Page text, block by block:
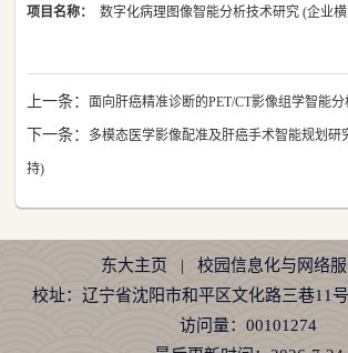
项目名称： 数字化病理图像智能分析技术研究 (企业
上一条： 面向肝癌精准诊断的PET/CT影像组学智能
下一条： 多模态医学影像配准及肝癌手术智能规划研
持)
东大主页 | 校园信息化与网络
校址：辽宁省沈阳市和平区文化路三巷11
访问量： 00101274